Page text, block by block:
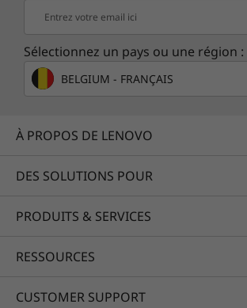
Entrez votre email ici
Sélectionnez un pays ou une région :
BELGIUM - FRANÇAIS
À PROPOS DE LENOVO
DES SOLUTIONS POUR
PRODUITS & SERVICES
RESSOURCES
CUSTOMER SUPPORT